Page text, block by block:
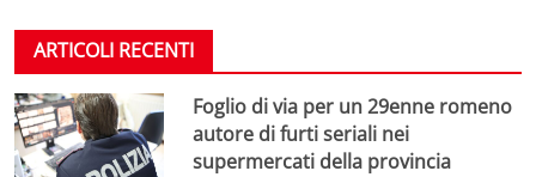
ARTICOLI RECENTI
Foglio di via per un 29enne romeno
autore di furti seriali nei
supermercati della provincia